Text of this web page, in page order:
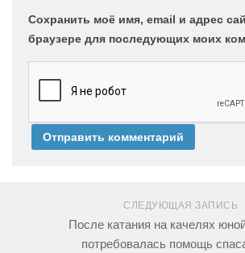
Сохранить моё имя, email и адрес
браузере для последующих моих
СЛЕДУЮЩАЯ ЗАПИСЬ
После катания на качелях
потребовалась помощь